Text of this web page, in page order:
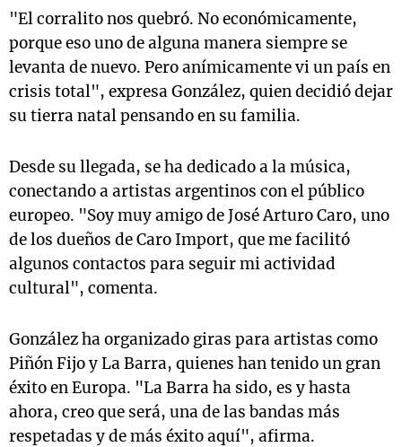
"El corralito nos quebró. No económicamente,
porque eso uno de alguna manera siempre se
levanta de nuevo. Pero anímicamente vi un país en
crisis total", expresa González, quien decidió dejar
su tierra natal pensando en su familia.
Desde su llegada, se ha dedicado a la música,
conectando a artistas argentinos con el público
europeo. "Soy muy amigo de José Arturo Caro, uno
de los dueños de Caro Import, que me facilitó
algunos contactos para seguir mi actividad
cultural", comenta.
González ha organizado giras para artistas como
Piñón Fijo y La Barra, quienes han tenido un gran
éxito en Europa. "La Barra ha sido, es y hasta
ahora, creo que será, una de las bandas más
respetadas y de más éxito aquí", afirma.